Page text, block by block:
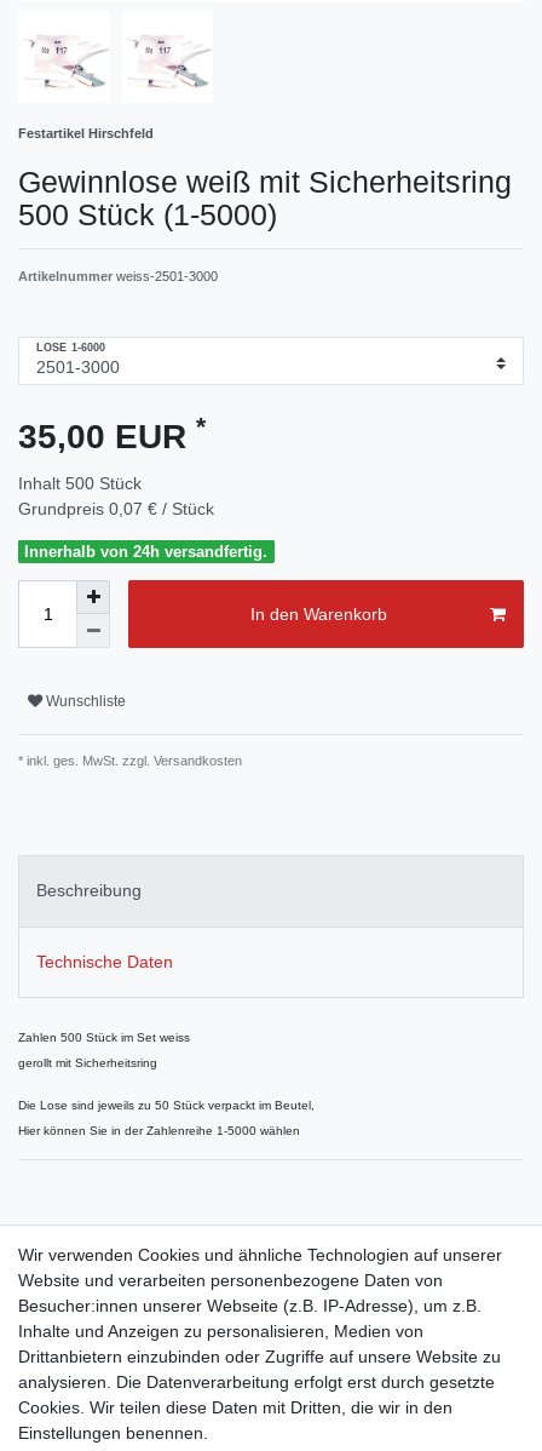
Festartikel Hirschfeld
Gewinnlose weiß mit Sicherheitsring
500 Stück (1-5000)
Artikelnummer weiss-2501-3000
LOSE 1-6000
35,00 EUR *
Inhalt 500 Stück
Grundpreis 0,07 € / Stück
Innerhalb von 24h versandfertig.
In den Warenkorb
Wunschliste
* inkl. ges. MwSt. zzgl. Versandkosten
Beschreibung
Technische Daten
Zahlen 500 Stück im Set weiss
gerollt mit Sicherheitsring
Die Lose sind jeweils zu 50 Stück verpackt im Beutel,
Hier können Sie in der Zahlenreihe 1-5000 wählen
Shop
Zahlungs- und Versandbedingungen
Warenkorb
Wir verwenden Cookies und ähnliche Technologien auf unserer
Website und verarbeiten personenbezogene Daten von
Besucher:innen unserer Webseite (z.B. IP-Adresse), um z.B.
Inhalte und Anzeigen zu personalisieren, Medien von
Drittanbietern einzubinden oder Zugriffe auf unsere Website zu
analysieren. Die Datenverarbeitung erfolgt erst durch gesetzte
Cookies. Wir teilen diese Daten mit Dritten, die wir in den
Einstellungen benennen.